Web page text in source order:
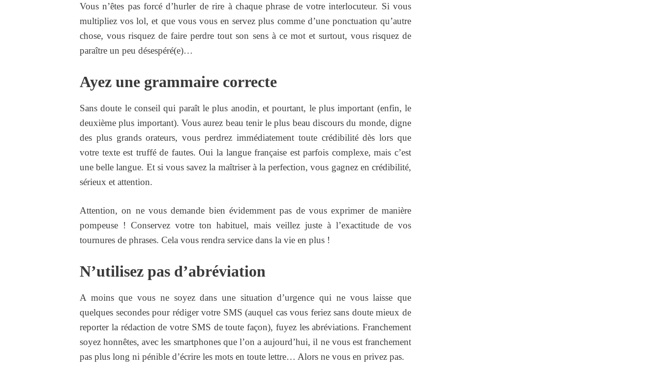
Vous n’êtes pas forcé d’hurler de rire à chaque phrase de votre interlocuteur. Si vous
multipliez vos lol, et que vous vous en servez plus comme d’une ponctuation qu’autre
chose, vous risquez de faire perdre tout son sens à ce mot et surtout, vous risquez de
paraître un peu désespéré(e)…
Ayez une grammaire correcte
Sans doute le conseil qui paraît le plus anodin, et pourtant, le plus important (enfin, le
deuxième plus important). Vous aurez beau tenir le plus beau discours du monde, digne
des plus grands orateurs, vous perdrez immédiatement toute crédibilité dès lors que
votre texte est truffé de fautes. Oui la langue française est parfois complexe, mais c’est
une belle langue. Et si vous savez la maîtriser à la perfection, vous gagnez en crédibilité,
sérieux et attention.
Attention, on ne vous demande bien évidemment pas de vous exprimer de manière
pompeuse ! Conservez votre ton habituel, mais veillez juste à l’exactitude de vos
tournures de phrases. Cela vous rendra service dans la vie en plus !
N’utilisez pas d’abréviation
A moins que vous ne soyez dans une situation d’urgence qui ne vous laisse que
quelques secondes pour rédiger votre SMS (auquel cas vous feriez sans doute mieux de
reporter la rédaction de votre SMS de toute façon), fuyez les abréviations. Franchement
soyez honnêtes, avec les smartphones que l’on a aujourd’hui, il ne vous est franchement
pas plus long ni pénible d’écrire les mots en toute lettre… Alors ne vous en privez pas.